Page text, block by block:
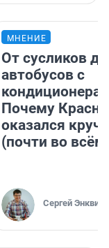
МНЕНИЕ
От сусликов до
автобусов с
Почему
оказался
(почти во
Сергей Энквист